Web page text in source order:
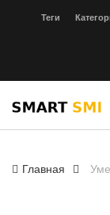
Теги
Главная